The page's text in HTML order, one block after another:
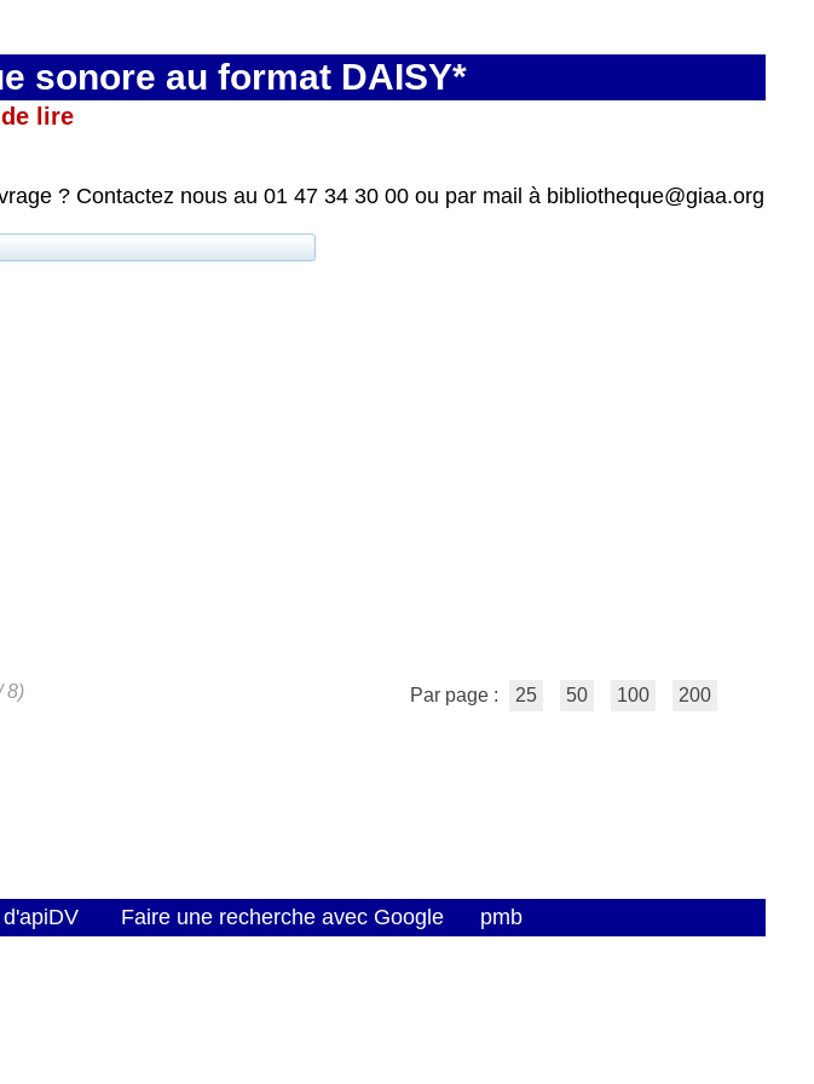
sonore au format DAISY*
lire
? Contactez nous au 01 47 34 30 00 ou par mail à bibliotheque@giaa.org
8) Par page : 25 50 100 200
Faire une recherche avec Google pmb